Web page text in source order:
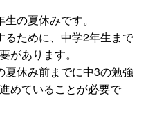
の夏休みです。
ために、中学2年生まで
があります。
休み前までに中3の勉強
めていることが必要で